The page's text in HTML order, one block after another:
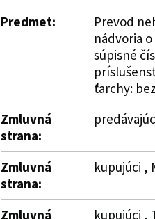
Predmet:
Prevod
nádvoria
súpisné
ťarchy:
Zmluvná
strana:
Zmluvná
strana:
kupujúci ,
Zmluvná
kupujúci ,